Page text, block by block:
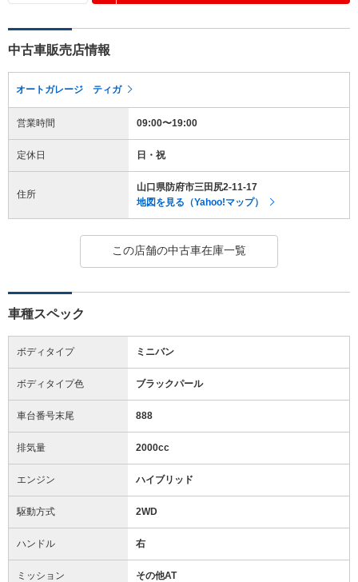
中古車販売店情報
オートガレージ ティガ
営業時間 09:00〜19:00
定休日 日・祝
住所
山口県防府市三田尻2-11-17
地図を見る（Yahoo!マップ）
この店舗の中古車在庫一覧
車種スペック
ボディタイプ ミニバン
ボディタイプ色 ブラックパール
車台番号末尾 888
排気量 2000cc
エンジン ハイブリッド
駆動方式 2WD
ハンドル 右
ミッション その他AT